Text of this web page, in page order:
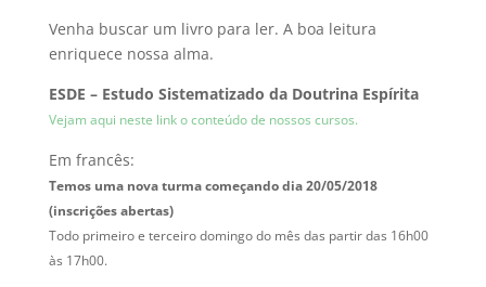
Venha buscar um livro para ler. A boa leitura
enriquece nossa alma.
ESDE – Estudo Sistematizado da Doutrina Espírita
Vejam aqui neste link o conteúdo de nossos cursos.
Em francês:
Temos uma nova turma começando dia 20/05/2018
(inscrições abertas)
Todo primeiroe terceiro domingodo mês das partirdas 16h00
às 17h00.